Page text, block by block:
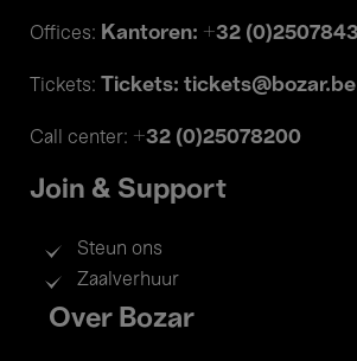
Offices: Kantoren: +32
Tickets: Tickets: tickets@bozar.be
Call center: +32 (0)25078200
Join & Support
Steun ons
Zaalverhuur
Footer
menu
Over Bozar